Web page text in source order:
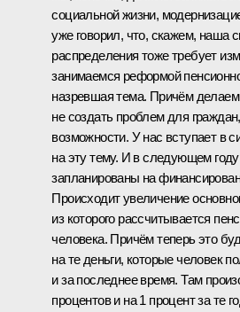
социальной жизни,
уже говорил, что, скажем, наша
распределения тоже требует
занимаемся реформой
назревшая тема. Причём делаем
не создать проблем для
возможности. У нас вступает в
на эту тему. И в следующем
запланированы на
Происходит увеличение
из которого рассчитывается
человека. Причём теперь это
на те деньги, которые человек
и за последнее время. Там
процентов и на 1 процент за те